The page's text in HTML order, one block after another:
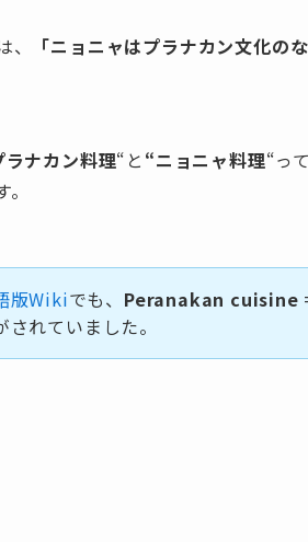
「ニョニャはプラナカン文化の
ラナカン料理“と “ニョニャ料理“っ
版Wikiでも、 Peranakan cuisine
されていました。